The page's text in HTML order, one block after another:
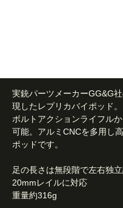
実銃パーツメーカーGG&G
現したレプリカバイポッド。
ボルトアクションライフル
可能。アルミCNCを多用し
ポッドです。
足の長さは無段階で左右独
20mmレイルに対応
重量約316g